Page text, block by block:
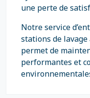
une perte de
Notre service
stations de
permet de
performantes et